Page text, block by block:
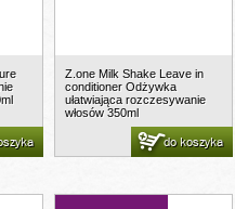
Z.one Milk Shake Leave in
conditioner Odżywka
ułatwiająca rozczesywanie
włosów 350ml
do koszyka